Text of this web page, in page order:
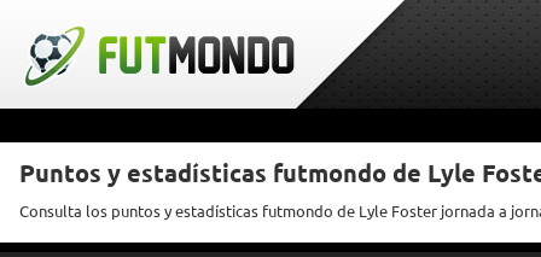
Puntos y estadísticas futmondo de Lyle
Consulta los puntos y estadísticas futmondo de Lyle Foster jornada a